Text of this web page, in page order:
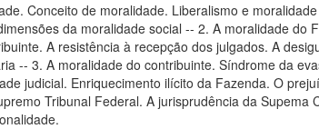
Conceito de moralidade. Liberalismo e
da moralidade social -- 2. A moralidade do
A resistência à recepção dos julgados. A
-- 3. A moralidade do contribuinte. Síndrome da
judicial. Enriquecimento ilícito da Fazenda. O
Tribunal Federal. A jurisprudência da